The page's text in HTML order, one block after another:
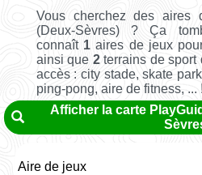
Vous cherchez des aires
(Deux-Sèvres) ? Ça
connaît 1 aires de jeux
ainsi que 2terrains de sport
accès : city stade, skate
ping-pong, aire de fitness, ... !
Afficher la carte
Aire de jeux